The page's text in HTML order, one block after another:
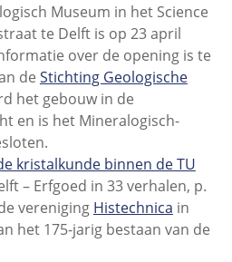
Museum in het Science
te Delft is op 23 april
over de opening is te
de Stichting Geologische
het gebouw in de
en is het Mineralogisch-
kristalkunde binnen de TU
– Erfgoed in 33 verhalen, p.
vereniging Histechnica in
het 175-jarig bestaan van de